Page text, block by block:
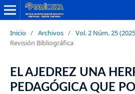
Inicio / Archivos / Vol. 2 Núm. 25
Revisión Bibliográfica
EL AJEDREZ UNA
PEDAGÓGICA QUE